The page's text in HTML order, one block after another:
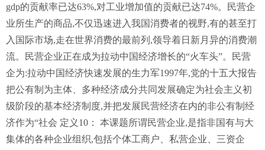
gdp的贡献率已达63%,对工业增加值的贡献已达74%。民营企
业所生产的商品,不仅迅速进入我国消费者的视野,有的甚至打
入国际市场,走在世界消费的最前列,领导着日新月异的消费潮
流。民营企业正在成为拉动中国经济增长的“火车头”。民营
企为:拉动中国经济快速发展的生力军1997年,党的十五大报告
把公有制为主体、多种经济成分共同发展确定为社会主义初
级阶段的基本经济制度,并把发展民营经济在内的非公有制经
济作为“社会 定义10： 本课题所谓民营企业,是指非国有与大
集体的各种企业组织,包括个体工商户、私营企业、三资企